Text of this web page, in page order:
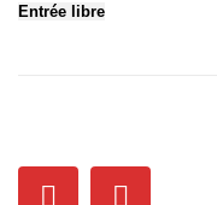
Entrée libre